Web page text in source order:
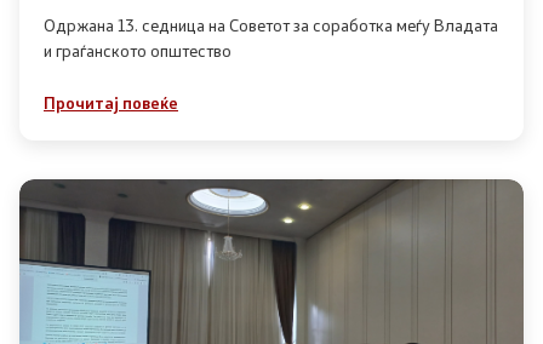
Контакт
Контакт
Линкови
Изјава за пристапност
Одржана 13. седница на Советот за соработка меѓу Владата
и граѓанското општество
Прочитај повеќе